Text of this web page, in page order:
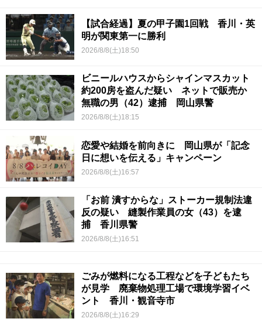
【試合経過】夏の甲子園1回戦 香川・英
明が関東第一に勝利
2026/8/8(土)18:50
ビニールハウスからシャインマスカット
約200房を盗んだ疑い ネットで販売か
無職の男（42）逮捕 岡山県警
2026/8/8(土)18:15
恋愛や結婚を前向きに 岡山県が「記念
日に想いを伝える」キャンペーン
2026/8/8(土)16:57
「お前 潰すからな」ストーカー規制法違
反の疑い 縫製作業員の女（43）を逮
捕 香川県警
2026/8/8(土)16:51
ごみが燃料になる工程などを子どもたち
が見学 廃棄物処理工場で環境学習イベ
ント 香川・観音寺市
2026/8/8(土)16:29